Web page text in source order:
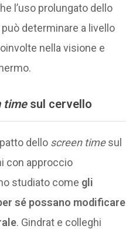
l’uso prolungato dello
determinare a livello
nella visione e
timesul cervello
dello screen timesul
con approccio
studiato come gli
sé possano modificare
. Gindrat e colleghi